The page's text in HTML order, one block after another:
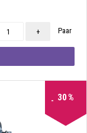
+ Paar
30%